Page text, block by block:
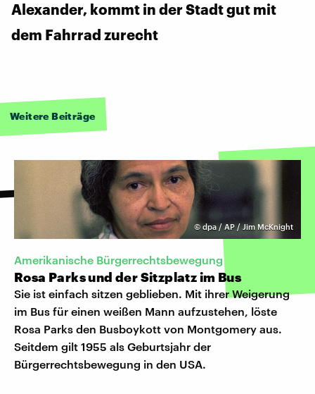
Alexander, kommt in der Stadt gut mit
dem Fahrrad zurecht
Weitere Beiträge
©dpa / AP / Jim McKnight
Amerikanische Bürgerrechtsbewegung
Rosa Parks und der Sitzplatz im Bus
Sie ist einfach sitzen geblieben. Mit ihrer Weigerung
im Bus für einen weißen Mann aufzustehen, löste
Rosa Parks den Busboykott von Montgomery aus.
Seitdem gilt 1955 als Geburtsjahr der
Bürgerrechtsbewegung in den USA.